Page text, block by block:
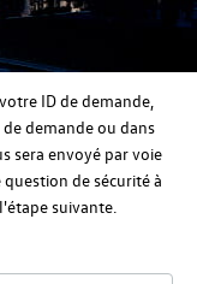
ID de demande,
demande ou dans
sera envoyé par voie
question de sécurité à
suivante.